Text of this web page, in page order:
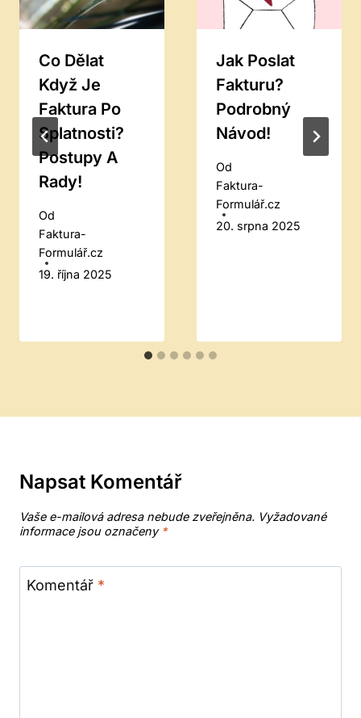
Co Dělat
Když Je
Faktura Po
Splatnosti?
Postupy A
Rady!
Od
Faktura-
Formulář.cz
19. října 2025
Jak Poslat
Fakturu?
Podrobný
Návod!
Od
Faktura-
Formulář.cz
20. srpna 2025
Napsat Komentář
Vaše e-mailová adresa nebude zveřejněna. Vyžadované
informace jsou označeny *
Komentář *